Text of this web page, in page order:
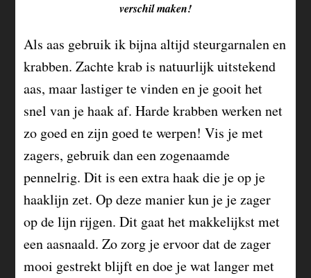
verschil maken!
Als aas gebruik ik bijna altijd steurgarnalen en
krabben. Zachte krab is natuurlijk uitstekend
aas, maar lastiger te vinden en je gooit het
snel van je haak af. Harde krabben werken net
zo goed en zijn goed te werpen! Vis je met
zagers, gebruik dan een zogenaamde
pennelrig. Dit is een extra haak die je op je
haaklijn zet. Op deze manier kun je je zager
op de lijn rijgen. Dit gaat het makkelijkst met
een aasnaald. Zo zorg je ervoor dat de zager
mooi gestrekt blijft en doe je wat langer met